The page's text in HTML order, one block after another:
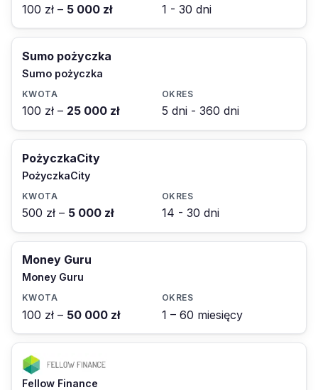
100 zł – 5 000 zł 1 - 30 dni
Sumo pożyczka
Sumo pożyczka
100 zł – 25 000 zł 5 dni - 360 dni
PożyczkaCity
PożyczkaCity
500 zł – 5 000 zł 14 - 30 dni
Money Guru
Money Guru
100 zł – 50 000 zł 1 – 60 miesięcy
Fellow Finance